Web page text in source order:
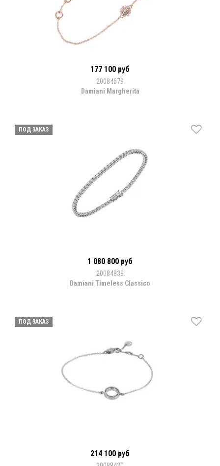
177 100 руб
20084679
Damiani Margherita
ПОД ЗАКАЗ
1 080 800 руб
20084838
Damiani Timeless Classico
ПОД ЗАКАЗ
214 100 руб